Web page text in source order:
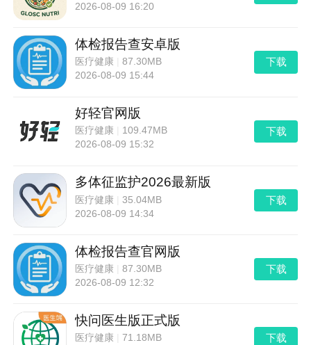
2026-08-09 16:20
体检报告查安卓版
医疗健康 |87.30MB
2026-08-09 15:44
下载
好轻官网版
医疗健康
109.47MB
2026-08-09 15:32
下载
多体征监护2026最新版
医疗健康 |35.04MB
2026-08-09 14:34
下载
体检报告查官网版
医疗健康 |87.30MB
2026-08-09 12:32
下载
快问医生版正式版
医疗健康 |71.18MB
下载